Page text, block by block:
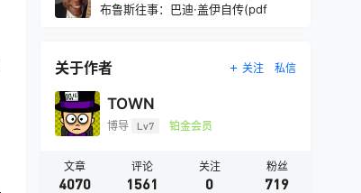
布鲁斯往事：巴迪·盖伊自传(pdf
关于作者 关注 私信
TOWN
博导 Lv7 铂金会员
文章
4070
评论
1561
关注
0
粉丝
719